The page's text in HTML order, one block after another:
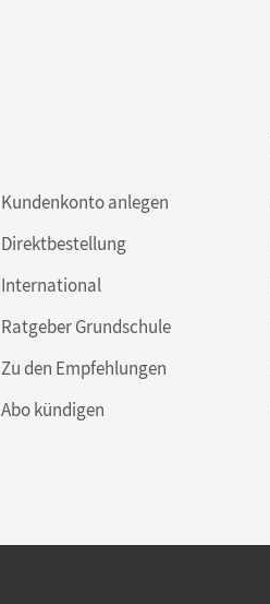
Kundenkonto anlegen
Direktbestellung
International
Ratgeber Grundschule
Zu den Empfehlungen
Abo kündigen